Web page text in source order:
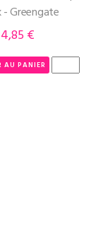
- Greengate
Prix
4,85 €
AU PANIER